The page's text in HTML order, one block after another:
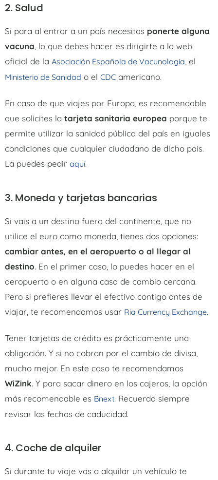
2. Salud
Si para al entrar a un país necesitas ponerte alguna
vacuna , lo que debes hacer es dirigirte a la web
oficial de la Asociación Española de Vacunología , el
Ministerio de Sanidad o el CDC americano.
En caso de que viajes por Europa, es recomendable
que solicites la tarjeta sanitaria europea porque te
permite utilizar la sanidad pública del país en iguales
condiciones que cualquier ciudadano de dicho país.
La puedes pedir aquí.
3. Moneda y tarjetas bancarias
Si vais a un destino fuera del continente, que no
utilice el euro como moneda, tienes dos opciones:
cambiar antes, en el aeropuerto o al llegar al
destino. En el primer caso, lo puedes hacer en el
aeropuerto o en alguna casa de cambio cercana.
Pero si prefieres llevar el efectivo contigo antes de
viajar, te recomendamos usar Ria Currency Exchange.
Tener tarjetas de crédito es prácticamente una
obligación. Y si no cobran por el cambio de divisa,
mucho mejor. En este caso te recomendamos
WiZink. Y para sacar dinero en los cajeros, la opción
más recomendable es Bnext. Recuerda siempre
revisar las fechas de caducidad.
4. Coche de alquiler
Si durante tu viaje vas a alquilar un vehículo te